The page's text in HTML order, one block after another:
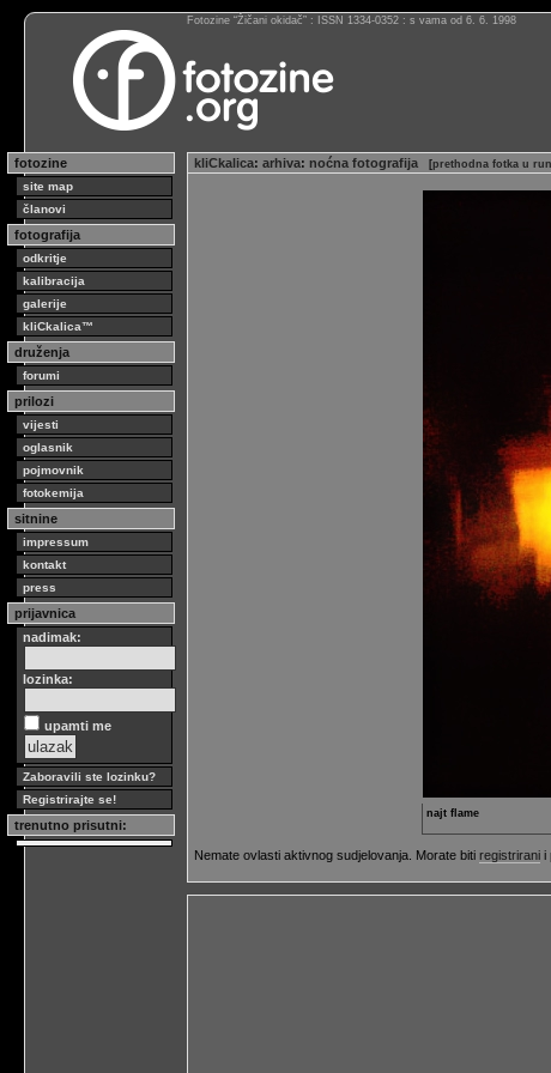
Fotozine “Žičani okidač” : ISSN 1334-0352 : s vama od 6. 6. 1998
fotozine
site map
članovi
fotografija
odkritje
kalibracija
galerije
kliCkalica™
druženja
forumi
prilozi
vijesti
oglasnik
pojmovnik
fotokemija
sitnine
impressum
kontakt
press
prijavnica
nadimak:
lozinka:
upamti me
Zaboravili ste lozinku?
Registrirajte se!
trenutno prisutni:
kliCkalica: arhiva: noćna fotografija [prethodna fotka u
najt flame
Nemate ovlasti aktivnog sudjelovanja. Morate biti registrirani i